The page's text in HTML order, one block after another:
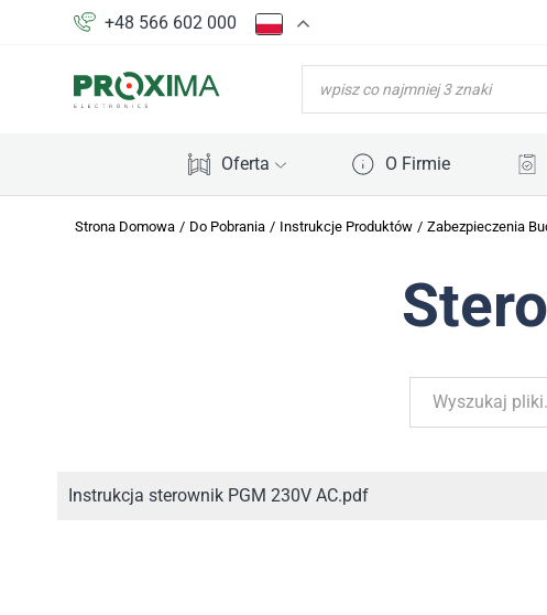
+48 566 602 000
WYSZUKIWARKA
PRODUKTÓW
Oferta O Firmie
Strona Domowa / Do Pobrania / Instrukcje Produktów / Zabezpieczenia
Instrukcja sterownik PGM 230V AC.pdf